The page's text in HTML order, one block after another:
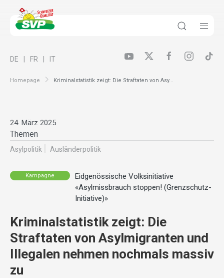
Homepage Kriminalstatistik zeigt: Die Straftaten von Asy...
DE FR IT
24. März 2025
Themen
Asylpolitik Ausländer­politik
Kampagne
Eidgenössische Volksinitiative
«Asylmissbrauch stoppen! (Grenzschutz-
Initiative)»
Kriminalstatistik zeigt: Die
Straftaten von Asylmigranten und
Illegalen nehmen nochmals massiv
zu